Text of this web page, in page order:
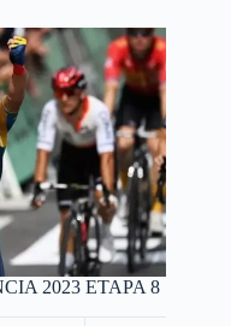
2023 ETAPA 8